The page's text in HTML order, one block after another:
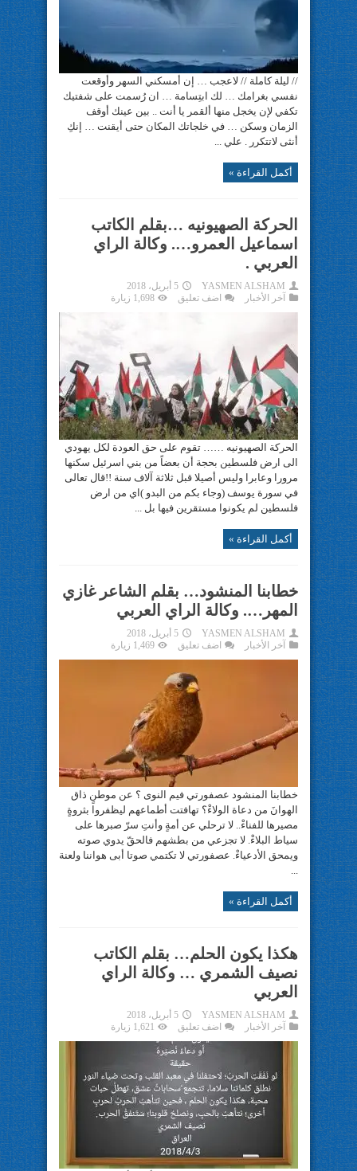
// ليلة كاملة // لاعجب … إن أمسكني السهر وأوقعت
نفسي بغرامك … لك ابتِسامة … ان رُسمت على شفتيك
تكفي لإن يخجل منها ألقمر يا أنت .. بين عينك أوقف
الزمان وسكن … في خلجاتك المكان حتى أيقنت … إنكِ
أنثى لاتتكرر . علي ...
أكمل القراءة »
الحركة الصهيونيه …بقلم الكاتب
اسماعيل العمرو…. وكالة الراي
العربي .
YASMEN ALSHAM
5 أبريل، 2018
آخر الأخبار
اضف تعليق 1,698 زيارة
الحركة الصهيونيه …… تقوم على حق العودة لكل يهودي
الى ارض فلسطين بحجة أن بعضاً من بني اسرئيل سكنها
مرورا وعابرا وليس أصيلا قبل ثلاثة آلاف سنة !!قال تعالى
في سورة يوسف (وجاء بكم من البدو )اي من ارض
فلسطين لم يكونوا مستقرين فيها بل ...
أكمل القراءة »
خطابنا المنشود… بقلم الشاعر غازي
المهر…. وكالة الراي العربي
YASMEN ALSHAM
5 أبريل، 2018
آخر الأخبار
اضف تعليق 1,469 زيارة
خطابنا المنشود عصفورتي فيم النوى ؟ عن موطنٍ ذاق
الهوانَ من دعاة الولاءْ؟ تهافتت أطماعهم ليظفروا بثروةٍ
مصيرها للفناءْ.. لا ترحلي عن أمةٍ وأنتِ سرّ صبرها على
سياط البلاءْ. لا تجزعي من بطشهم فالحقّ يدوي صوته
ويمحق الأدعياءْ. عصفورتي لا تكتمي صوتا أبى هواننا ولعنة
...
أكمل القراءة »
هكذا يكون الحلم… بقلم الكاتب
نصيف الشمري … وكالة الراي
العربي
YASMEN ALSHAM
5 أبريل، 2018
آخر الأخبار
اضف تعليق 1,621 زيارة